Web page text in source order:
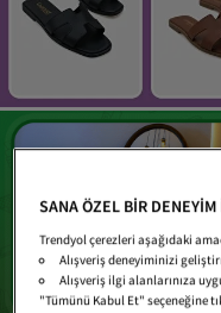
SANA ÖZEL BİR
Trendyol çerezleri aşağıdaki
Alışveriş deneyiminizi
Alışveriş ilgi alanlarınıza
"Tümünü Kabul Et" seçeneğine